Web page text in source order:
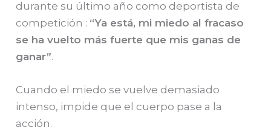
durante su último año como deportista de
competición : “Ya está, mi miedo al fracaso
se ha vuelto más fuerte que mis ganas de
ganar”.
Cuando el miedo se vuelve demasiado
intenso, impide que el cuerpo pase a la
acción.